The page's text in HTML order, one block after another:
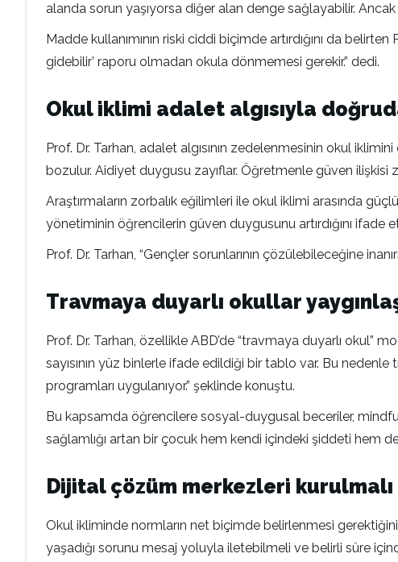
alanda sorun yaşıyorsa diğer alan denge sağlayabilir.
Madde kullanımının riski ciddi biçimde artırdığını da
gidebilir’ raporu olmadan okula dönmemesi gerekir.” dedi.
Okul iklimi adalet algısıyla
Prof. Dr. Tarhan, adalet algısının zedelenmesinin okul
bozulur. Aidiyet duygusu zayıflar. Öğretmenle güven ilişkisi
Araştırmaların zorbalık eğilimleri ile okul iklimi arasında
yönetiminin öğrencilerin güven duygusunu artırdığını ifade
Prof. Dr. Tarhan, “Gençler sorunlarının çözülebileceğine
Travmaya duyarlı okullar
Prof. Dr. Tarhan, özellikle ABD’de “travmaya duyarlı okul”
sayısının yüz binlerle ifade edildiği bir tablo var. Bu
programları uygulanıyor.” şeklinde konuştu.
Bu kapsamda öğrencilere sosyal-duygusal beceriler,
sağlamlığı artan bir çocuk hem kendi içindeki şiddeti hem
Dijital çözüm merkezleri kurulmalı
Okul ikliminde normların net biçimde belirlenmesi
yaşadığı sorunu mesaj yoluyla iletebilmeli ve belirli süre